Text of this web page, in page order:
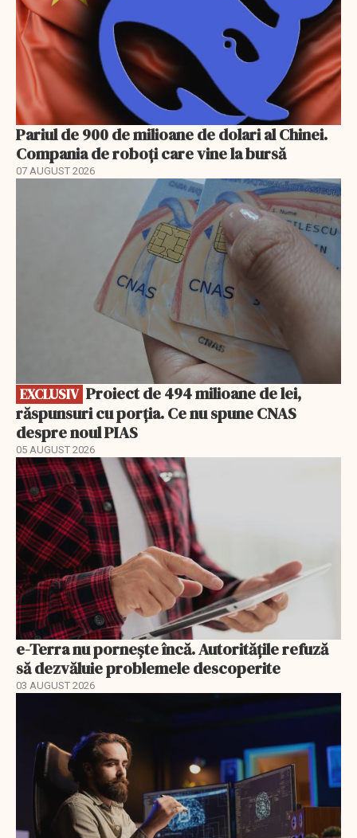
Pariul de 900 de milioane de dolari al Chinei.
Compania de roboți care vine la bursă
07 AUGUST 2026
EXCLUSIV
răspunsuri cu porția. Ce nu spune CNAS
despre noul PIAS
05 AUGUST 2026
e-Terra nu pornește încă. Autoritățile refuză
să dezvăluie problemele descoperite
03 AUGUST 2026